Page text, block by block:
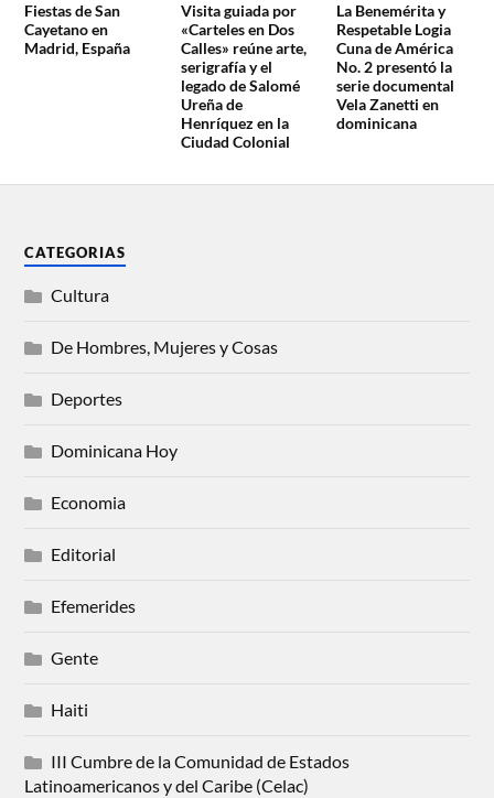
Fiestas de San
Cayetano en
Madrid, España
Visita guiada por
«Carteles en Dos
Calles» reúne arte,
serigrafía y el
legado de Salomé
Ureña de
Henríquez en la
Ciudad Colonial
La Benemérita y
Respetable Logia
Cuna de América
No. 2 presentó la
serie documental
Vela Zanetti en
dominicana
CATEGORIAS
Cultura
De Hombres, Mujeres y Cosas
Deportes
Dominicana Hoy
Economia
Editorial
Efemerides
Gente
Haiti
III Cumbre de la Comunidad de Estados
Latinoamericanos y del Caribe (Celac)